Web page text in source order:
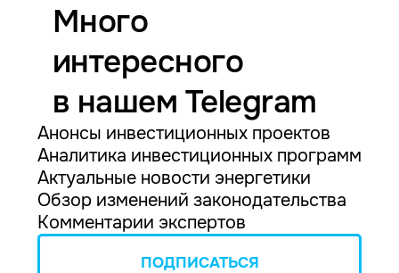
Много
интересного
в нашем Telegram
Анонсы инвестиционных проектов
Аналитика инвестиционных программ
Актуальные новости энергетики
Обзор изменений законодательства
Комментарии экспертов
ПОДПИСАТЬСЯ